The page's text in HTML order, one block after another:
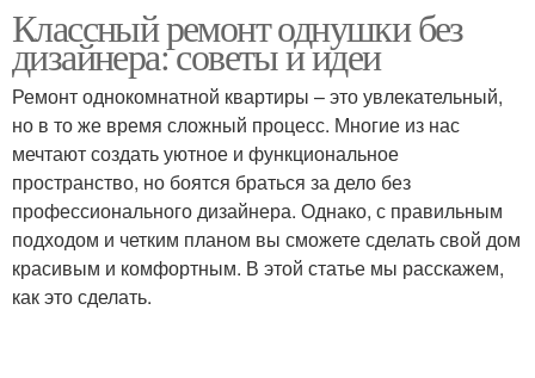
Классный ремонт однушки без
дизайнера: советы и идеи
Ремонт однокомнатной квартиры – это увлекательный,
но в то же время сложный процесс. Многие из нас
мечтают создать уютное и функциональное
пространство, но боятся браться за дело без
профессионального дизайнера. Однако, с правильным
подходом и четким планом вы сможете сделать свой дом
красивым и комфортным. В этой статье мы расскажем,
как это сделать.